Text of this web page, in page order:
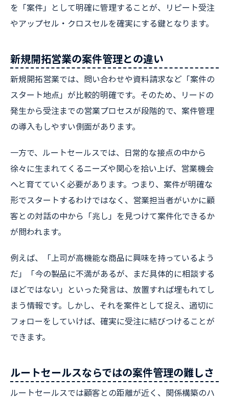
を「案件」として明確に管理することが、リピート受注
やアップセル・クロスセルを確実にする鍵となります。
新規開拓営業の案件管理との違い
新規開拓営業では、問い合わせや資料請求など「案件の
スタート地点」が比較的明確です。そのため、リードの
発生から受注までの営業プロセスが段階的で、案件管理
の導入もしやすい側面があります。
一方で、ルートセールスでは、日常的な接点の中から
徐々に生まれてくるニーズや関心を拾い上げ、営業機会
へと育てていく必要があります。つまり、案件が明確な
形でスタートするわけではなく、営業担当者がいかに顧
客との対話の中から「兆し」を見つけて案件化できるか
が問われます。
例えば、「上司が高機能な商品に興味を持っているよう
だ」「今の製品に不満があるが、まだ具体的に相談する
ほどではない」といった発言は、放置すれば埋もれてし
まう情報です。しかし、それを案件として捉え、適切に
フォローをしていけば、確実に受注に結びつけることが
できます。
ルートセールスならではの案件管理の難しさ
ルートセールスでは顧客との距離が近く、関係構築のハ